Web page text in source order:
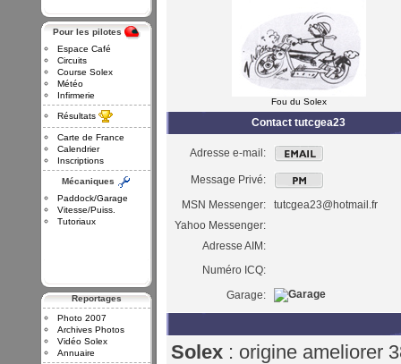
Pour les pilotes
Espace Café
Circuits
Course Solex
Météo
Infirmerie
Résultats
Carte de France
Calendrier
Inscriptions
Mécaniques
Paddock/Garage
Vitesse/Puiss.
Tutoriaux
Reportages
Photo 2007
Archives Photos
Vidéo Solex
Annuaire
Fou du Solex
Contact tutcgea23
Adresse e-mail:
Message Privé:
MSN Messenger:
tutcgea23@hotmail.fr
Yahoo Messenger:
Adresse AIM:
Numéro ICQ:
Garage:
Solex: origine ameliorer